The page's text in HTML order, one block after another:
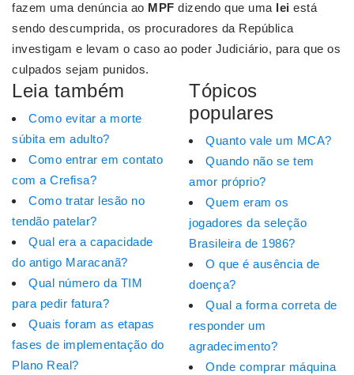
fazem uma denúncia ao MPF dizendo que uma lei está
sendo descumprida, os procuradores da República
investigam e levam o caso ao poder Judiciário, para que os
culpados sejam punidos.
Leia também
Como evitar a morte
súbita em adulto?
Como entrar em contato
com a Crefisa?
Como tratar lesão no
tendão patelar?
Qual era a capacidade
do antigo Maracanã?
Qual número da TIM
para pedir fatura?
Quais foram as etapas
fases de implementação do
Plano Real?
Tópicos
populares
Quanto vale um MCA?
Quando não se tem
amor próprio?
Quem eram os
jogadores da seleção
Brasileira de 1986?
O que é ausência de
doença?
Qual a forma correta de
responder um
agradecimento?
Onde comprar máquina